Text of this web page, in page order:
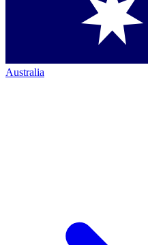
Australia